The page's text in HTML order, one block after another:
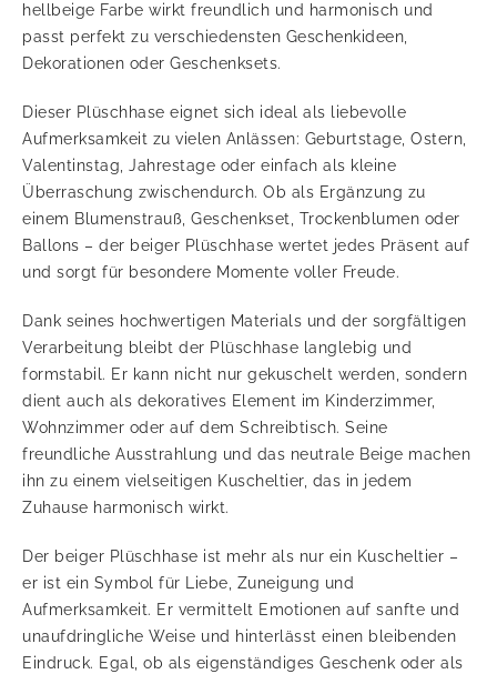
hellbeige Farbe wirkt freundlich und harmonisch und
passt perfekt zu verschiedensten Geschenkideen,
Dekorationen oder Geschenksets.
Dieser Plüschhase eignet sich ideal als liebevolle
Aufmerksamkeit zu vielen Anlässen: Geburtstage, Ostern,
Valentinstag, Jahrestage oder einfach als kleine
Überraschung zwischendurch. Ob als Ergänzung zu
einem Blumenstrauß, Geschenkset, Trockenblumen oder
Ballons – der beiger Plüschhase wertet jedes Präsent auf
und sorgt für besondere Momente voller Freude.
Dank seines hochwertigen Materials und der sorgfältigen
Verarbeitung bleibt der Plüschhase langlebig und
formstabil. Er kann nicht nur gekuschelt werden, sondern
dient auch als dekoratives Element im Kinderzimmer,
Wohnzimmer oder auf dem Schreibtisch. Seine
freundliche Ausstrahlung und das neutrale Beige machen
ihn zu einem vielseitigen Kuscheltier, das in jedem
Zuhause harmonisch wirkt.
Der beiger Plüschhase ist mehr als nur ein Kuscheltier –
er ist ein Symbol für Liebe, Zuneigung und
Aufmerksamkeit. Er vermittelt Emotionen auf sanfte und
unaufdringliche Weise und hinterlässt einen bleibenden
Eindruck. Egal, ob als eigenständiges Geschenk oder als